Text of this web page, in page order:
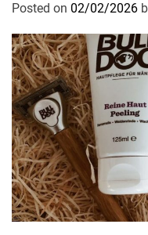
Posted on 02/02/2026